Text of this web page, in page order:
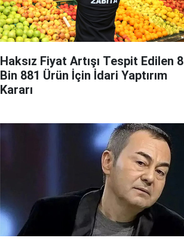
Haksız Fiyat Artışı Tespit Edilen 8
Bin 881 Ürün İçin İdari Yaptırım
Kararı